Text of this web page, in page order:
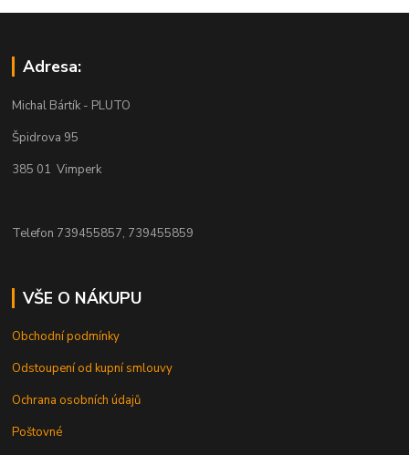
Adresa:
Michal Bártík - PLUTO
Špidrova 95
385 01 Vimperk
Telefon 739455857, 739455859
VŠE O NÁKUPU
Obchodní podmínky
Odstoupení od kupní smlouvy
Ochrana osobních údajů
Poštovné